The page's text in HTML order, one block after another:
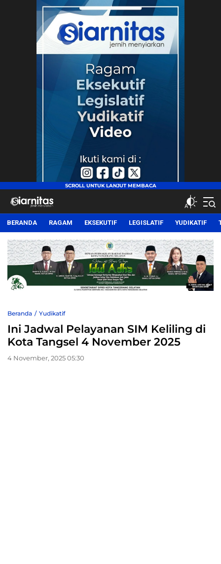
siarnitas
Jernih Menyiarkan
BERANDA RAGAM EKSEKUTIF LEGISLATIF YUDIKATIF
Beranda Yudikatif
Ini Jadwal Pelayanan SIM Keliling di
Kota Tangsel 4 November 2025
4 November, 2025 05:30